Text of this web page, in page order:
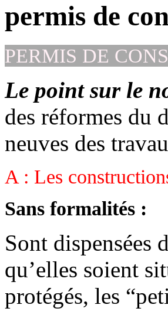
permis de
PERMIS DE
Le point sur le
des réformes du
neuves des
A : Les
Sans formalités :
Sont dispensées
qu’elles soient
protégés, les